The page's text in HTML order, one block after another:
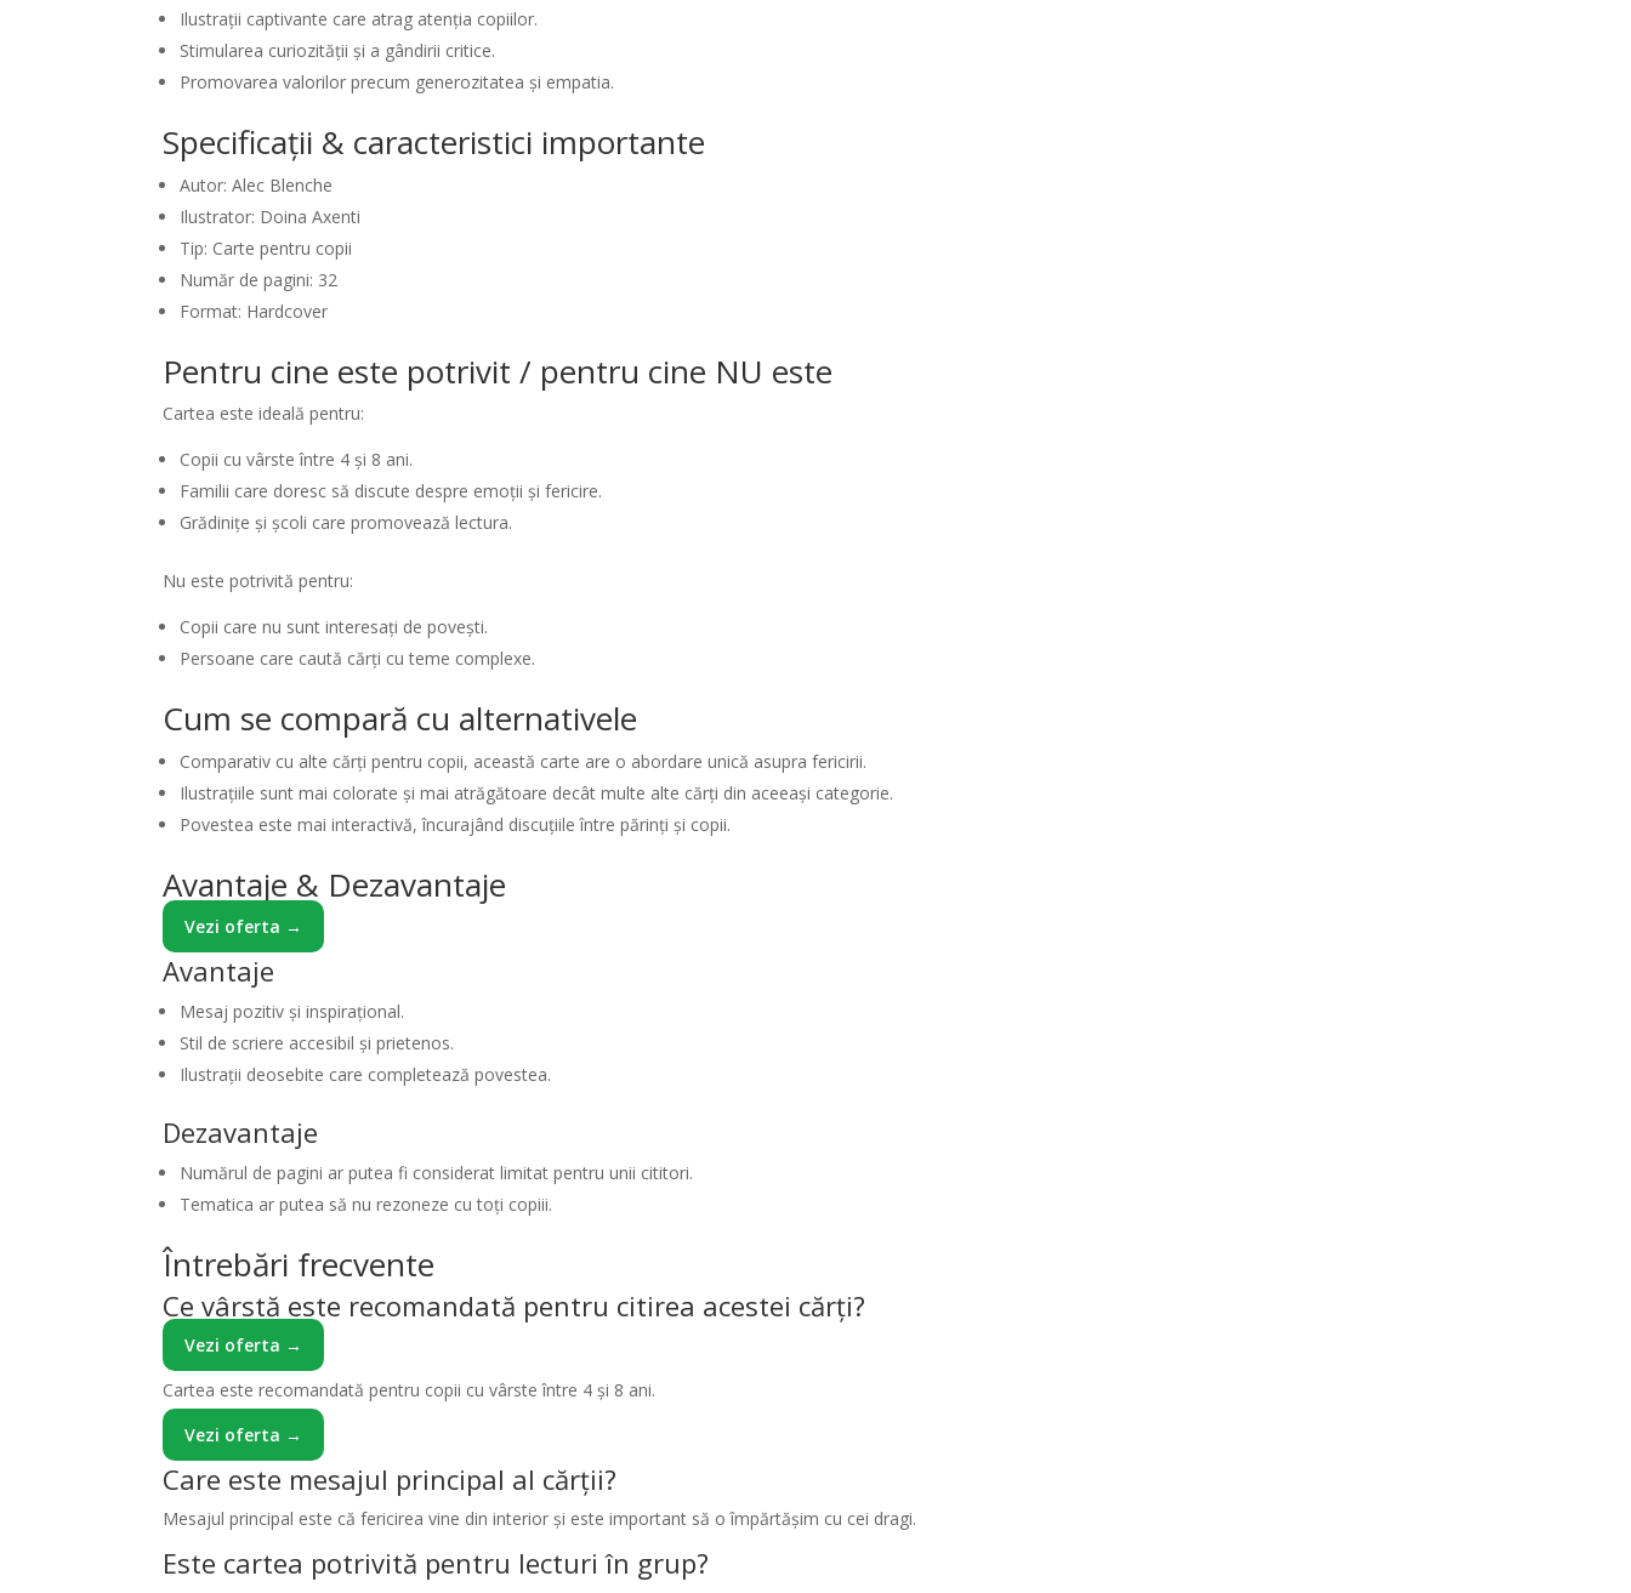
Ilustrații captivante care atrag atenția copiilor.
Stimularea curiozității și a gândirii critice.
Promovarea valorilor precum generozitatea și empatia.
Specificații & caracteristici importante
Autor: Alec Blenche
Ilustrator: Doina Axenti
Tip: Carte pentru copii
Număr de pagini: 32
Format: Hardcover
Pentru cine este potrivit / pentru cine NU este
Cartea este ideală pentru:
Copii cu vârste între 4 și 8 ani.
Familii care doresc să discute despre emoții și fericire.
Grădinițe și școli care promovează lectura.
Nu este potrivită pentru:
Copii care nu sunt interesați de povești.
Persoane care caută cărți cu teme complexe.
Cum se compară cu alternativele
Comparativ cu alte cărți pentru copii, această carte are o abordare unică asupra fericirii.
Ilustrațiile sunt mai colorate și mai atrăgătoare decât multe alte cărți din aceeași categorie.
Povestea este mai interactivă, încurajând discuțiile între părinți și copii.
Avantaje & Dezavantaje
Vezi oferta →
Avantaje
Mesaj pozitiv și inspirațional.
Stil de scriere accesibil și prietenos.
Ilustrații deosebite care completează povestea.
Dezavantaje
Numărul de pagini ar putea fi considerat limitat pentru unii cititori.
Tematica ar putea să nu rezoneze cu toți copiii.
Întrebări frecvente
Ce vârstă este recomandată pentru citirea acestei cărți?
Vezi oferta →
Cartea este recomandată pentru copii cu vârste între 4 și 8 ani.
Vezi oferta →
Care este mesajul principal al cărții?
Mesajul principal este că fericirea vine din interior și este important să o împărtășim cu cei dragi.
Este cartea potrivită pentru lecturi în grup?